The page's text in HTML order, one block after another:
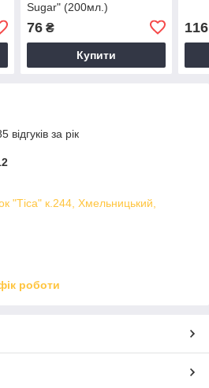
Sugar" (200мл.)
76₴
Купити
116
за рік
"Тіса" к.244, Хмельницький,
роботи